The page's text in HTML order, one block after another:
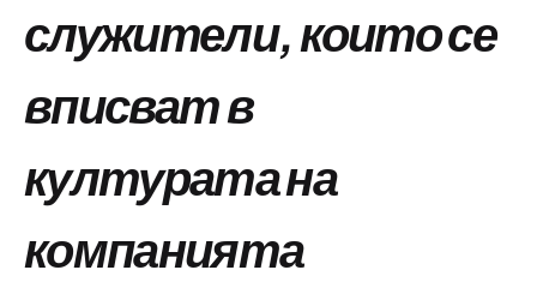
служители, които се
вписват в
културата на
компанията